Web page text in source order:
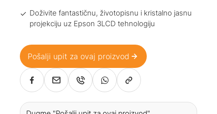
Doživite fantastičnu, životopisnu i kristalno jasnu
projekciju uz Epson 3LCD tehnologiju
Pošalji upit za ovaj proizvod